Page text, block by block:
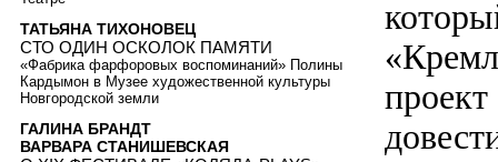
ТАТЬЯНА ТИХОНОВЕЦ
СТО ОДИН ОСКОЛОК ПАМЯТИ
«Фабрика фарфоровых воспоминаний» Полины
Кардымон в Музее художественной культуры
Новгородской земли
ГАЛИНА БРАНДТ
ВАРВАРА СТАНИШЕВСКАЯ